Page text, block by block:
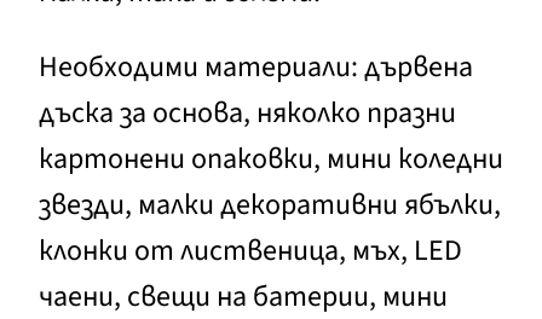
Необходими материали: дървена
дъска за основа, няколко празни
картонени опаковки, мини коледни
звезди, малки декоративни ябълки,
клонки от лиственица, мъх, LED
чаени, свещи на батерии, мини